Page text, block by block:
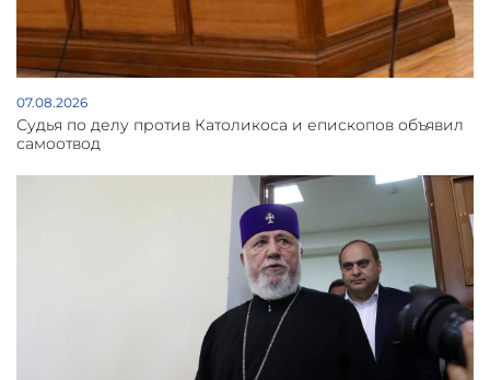
07.08.2026
Судья по делу против Католикоса и епископов объявил
самоотвод